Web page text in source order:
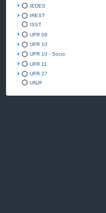
IEDES
IREST
ISST
UFR 08
UFR 10
UFR 10 - Socio
UFR 11
UFR 27
UNJF